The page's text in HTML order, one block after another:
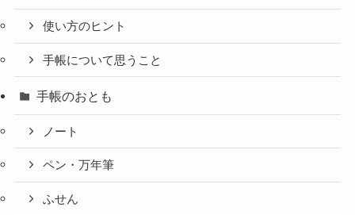
使い方のヒント
手帳について思うこと
手帳のおとも
ノート
ペン・万年筆
ふせん